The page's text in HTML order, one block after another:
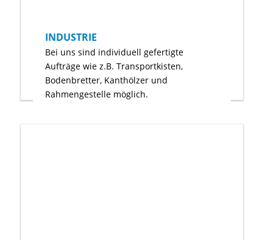
INDUSTRIE
Bei uns sind individuell gefertigte
Aufträge wie z.B. Transportkisten,
Bodenbretter, Kanthölzer und
Rahmengestelle möglich.